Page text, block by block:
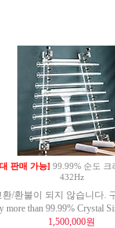
판매 가능] 99.99% 순도 크
432Hz
/환불이 되지 않습니다.
more than 99.99% Crystal
1,500,000원